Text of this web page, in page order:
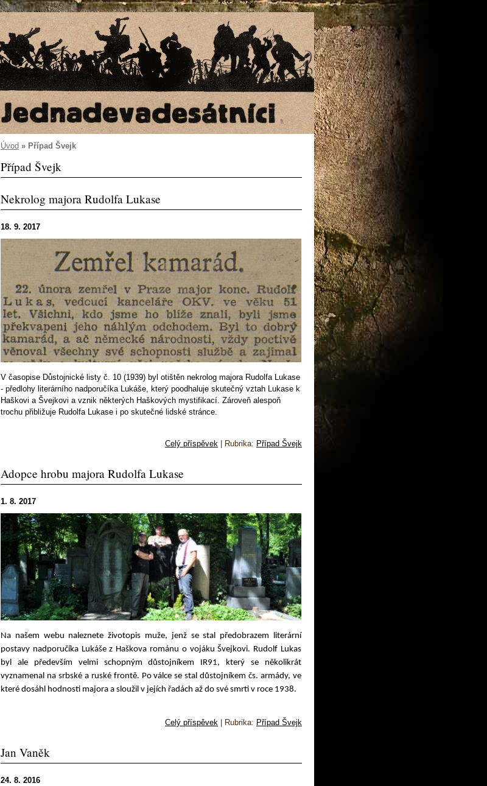
Úvod » Případ Švejk
Případ Švejk
Nekrolog majora Rudolfa Lukase
18. 9. 2017
V časopise Důstojnické listy č. 10 (1939) byl otištěn nekrolog majora Rudolfa Lukase
- předlohy literárního nadporučíka Lukáše, který poodhaluje skutečný vztah Lukase k
Haškovi a Švejkovi a vznik některých Haškových mystifikací. Zároveň alespoň
trochu přibližuje Rudolfa Lukase i po skutečné lidské stránce.
Celý příspěvek Rubrika: Případ Švejk
Adopce hrobu majora Rudolfa Lukase
1. 8. 2017
Na našem webu naleznete životopis muže, jenž se stal předobrazem literární
postavy nadporučíka Lukáše z Haškova románu o vojáku Švejkovi. Rudolf Lukas
byl ale především velmi schopným důstojníkem IR91, který se několikrát
vyznamenal na srbské a ruské frontě. Po válce se stal důstojníkem čs. armády, ve
které dosáhl hodnosti majora a sloužil v jejích řadách až do své smrti v roce 1938.
Celý příspěvek Rubrika: Případ Švejk
Jan Vaněk
24. 8. 2016